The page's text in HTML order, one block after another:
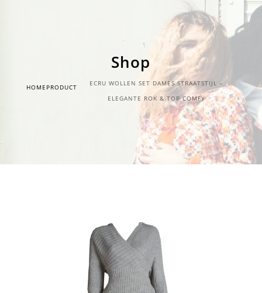
Shop
HOME PRODUCT
ECRU WOLLEN SET DAMES STRAATSTIJL –
ELEGANTE ROK & TOP COMFY